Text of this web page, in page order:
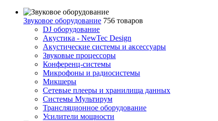
Звуковое оборудование 756 товаров
DJ оборудование
Акустика - NewTec Design
Акустические системы и аксессуары
Звуковые процессоры
Конференц-системы
Микрофоны и радиосистемы
Микшеры
Сетевые плееры и хранилища данных
Системы Мультирум
Трансляционное оборудование
Усилители мощности